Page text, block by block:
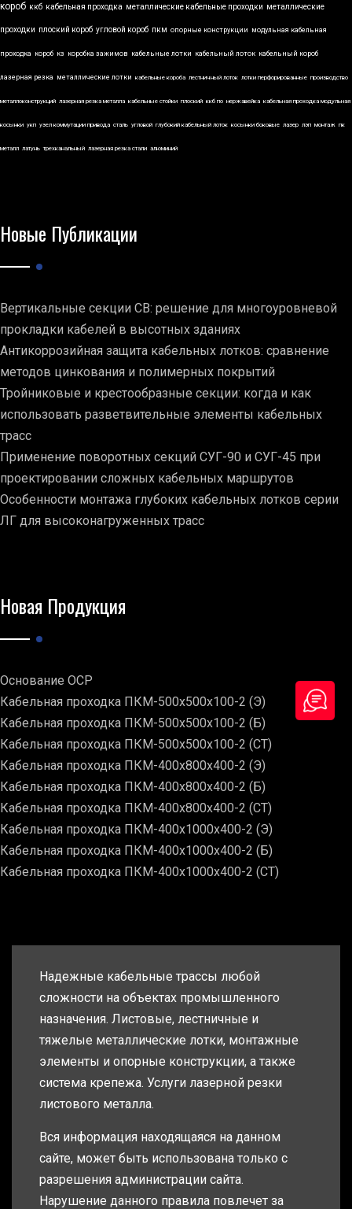
короб ккб кабельная проходка металлические кабельные проходки металлические
проходки плоский короб угловой короб пкм опорные конструкции модульная кабельная
проходка короб кз коробка зажимов кабельные лотки кабельный лоток кабельный короб
лазерная резка металлические лотки кабельные короба лестничный лоток лотки перфорированные производство
металлоконструкций лазерная резка металла кабельные стойки плоский ккб по нержавейка кабельная проходка модульная
косынки укп узел коммутации привода сталь угловой глубокий кабельный лоток косынки боковые лазер лэп монтаж пк
металл латунь трехканальный лазерная резка стали алюминий
Новые Публикации
Вертикальные секции СВ: решение для многоуровневой
прокладки кабелей в высотных зданиях
Антикоррозийная защита кабельных лотков: сравнение
методов цинкования и полимерных покрытий
Тройниковые и крестообразные секции: когда и как
использовать разветвительные элементы кабельных
трасс
Применение поворотных секций СУГ-90 и СУГ-45 при
проектировании сложных кабельных маршрутов
Особенности монтажа глубоких кабельных лотков серии
ЛГ для высоконагруженных трасс
Новая Продукция
Основание ОСР
Кабельная проходка ПКМ-500х500х100-2 (Э)
Кабельная проходка ПКМ-500х500х100-2 (Б)
Кабельная проходка ПКМ-500х500х100-2 (СТ)
Кабельная проходка ПКМ-400х800х400-2 (Э)
Кабельная проходка ПКМ-400х800х400-2 (Б)
Кабельная проходка ПКМ-400х800х400-2 (СТ)
Кабельная проходка ПКМ-400х1000х400-2 (Э)
Кабельная проходка ПКМ-400х1000х400-2 (Б)
Кабельная проходка ПКМ-400х1000х400-2 (СТ)
Надежные кабельные трассы любой
сложности на объектах промышленного
назначения. Листовые, лестничные и
тяжелые металлические лотки, монтажные
элементы и опорные конструкции, а также
система крепежа. Услуги лазерной резки
листового металла.
Вся информация находящаяся на данном
сайте, может быть использована только с
разрешения администрации сайта.
Нарушение данного правила повлечет за